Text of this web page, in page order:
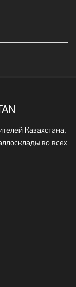
Казахстана,
во всех